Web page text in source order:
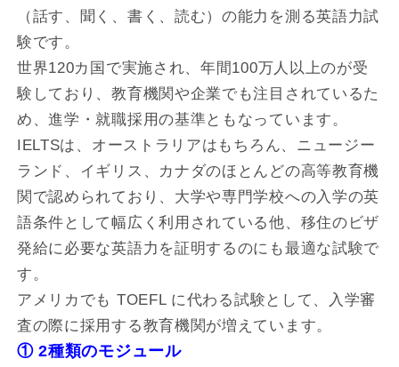
（話す、聞く、書く、読む）の能力を測る英語力試
験です。
世界120カ国で実施され、年間100万人以上のが受
験しており、教育機関や企業でも注目されているた
め、進学・就職採用の基準ともなっています。
IELTSは、オーストラリアはもちろん、ニュージー
ランド、イギリス、カナダのほとんどの高等教育機
関で認められており、大学や専門学校への入学の英
語条件として幅広く利用されている他、移住のビザ
発給に必要な英語力を証明するのにも最適な試験で
す。
アメリカでも TOEFL に代わる試験として、入学審
査の際に採用する教育機関が増えています。
① 2種類のモジュール